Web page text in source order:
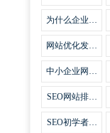
么
为什么企业网
网站SEO优
网站优化发挥
中小企业网站
法
SEO网站排名
法宝
SEO初学者，